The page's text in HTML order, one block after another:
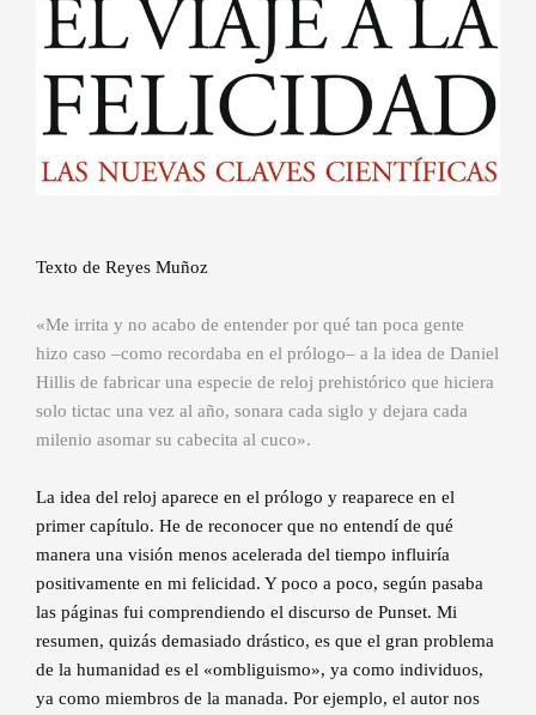
Texto de Reyes Muñoz
«Me irrita y no acabo de entender por qué tan poca gente
hizo caso –como recordaba en el prólogo– a la idea de Daniel
Hillis de fabricar una especie de reloj prehistórico que hiciera
solo tictac una vez al año, sonara cada siglo y dejara cada
milenio asomar su cabecita al cuco».
La idea del reloj aparece en el prólogo y reaparece en el
primer capítulo. He de reconocer que no entendí de qué
manera una visión menos acelerada del tiempo influiría
positivamente en mi felicidad. Y poco a poco, según pasaba
las páginas fui comprendiendo el discurso de Punset. Mi
resumen, quizás demasiado drástico, es que el gran problema
de la humanidad es el «ombliguismo», ya como individuos,
ya como miembros de la manada. Por ejemplo, el autor nos